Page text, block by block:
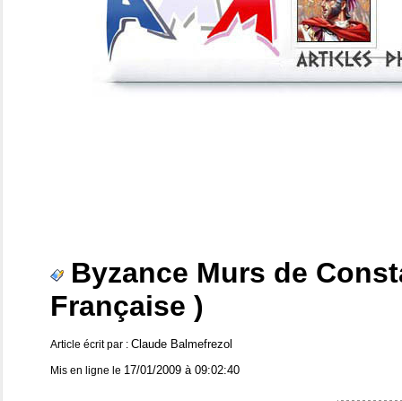
Byzance Murs de
Française )
Article écrit par : Claude Balmefrezol
Mis en ligne le 17/01/2009 à 09:02:40